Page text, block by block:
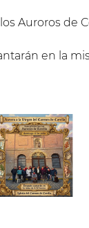
Auroros de
en la